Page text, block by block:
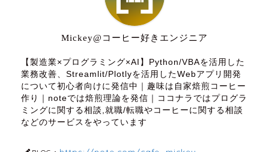
Mickey@コーヒー好きエンジニア
【製造業×プログラミング×AI】Python/VBAを活用した
業務改善、Streamlit/Plotlyを活用したWebアプリ開発
について初心者向けに発信中｜趣味は自家焙煎コーヒー
作り｜noteでは焙煎理論を発信｜ココナラではプログラ
ミングに関する相談,就職/転職やコーヒーに関する相談
などのサービスをやっています